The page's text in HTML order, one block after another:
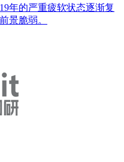
年的严重疲软状态逐渐复
景脆弱。